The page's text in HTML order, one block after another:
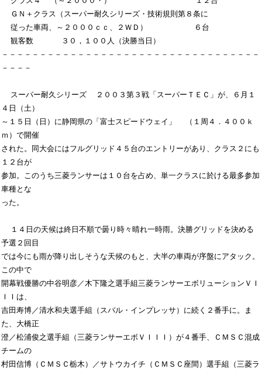
－－－－－－－－－－－－－－－－－－－－－－－－－－－－－－－－－－
－－－－
４日（土）
～１５日（日）に静岡県の「富士スピードウェイ」  （１周４．４００ｋ
ｍ）で開催
された。同大会にはフルグリッド４５台のエントリーがあり、クラス２にも
１２台が
参加。このうち三菱ランサーは１０台を占め、単一クラスに於ける最多参加
車種とな
った。
予選２回目
では今にも雨が降り出しそうな天候のもと、大半の車両が序盤にアタック。
この中で
開幕戦優勝の中谷明彦／木下隆之選手組三菱ランサーエボリューションＶＩ
ＩＩは、
吉田寿博／清水和夫選手組（スバル・インプレッサ）に続く２番手に。ま
た、大橋正
澄／松浦俊之選手組（三菱ランサーエボＶＩＩＩ）が４番手、ＣＭＳＣ混成
チームの
村田信博（ＣＭＳＣ栃木）／サトウカイチ（ＣＭＳＣ座間）選手組（三菱ラ